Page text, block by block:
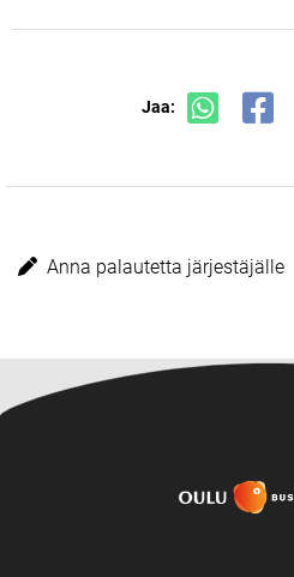
Jaa:
Anna palautetta järjestäjälle